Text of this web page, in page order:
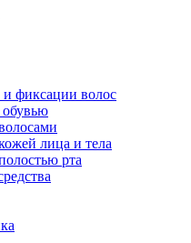
и фиксации волос
обувью
лица и тела
рта